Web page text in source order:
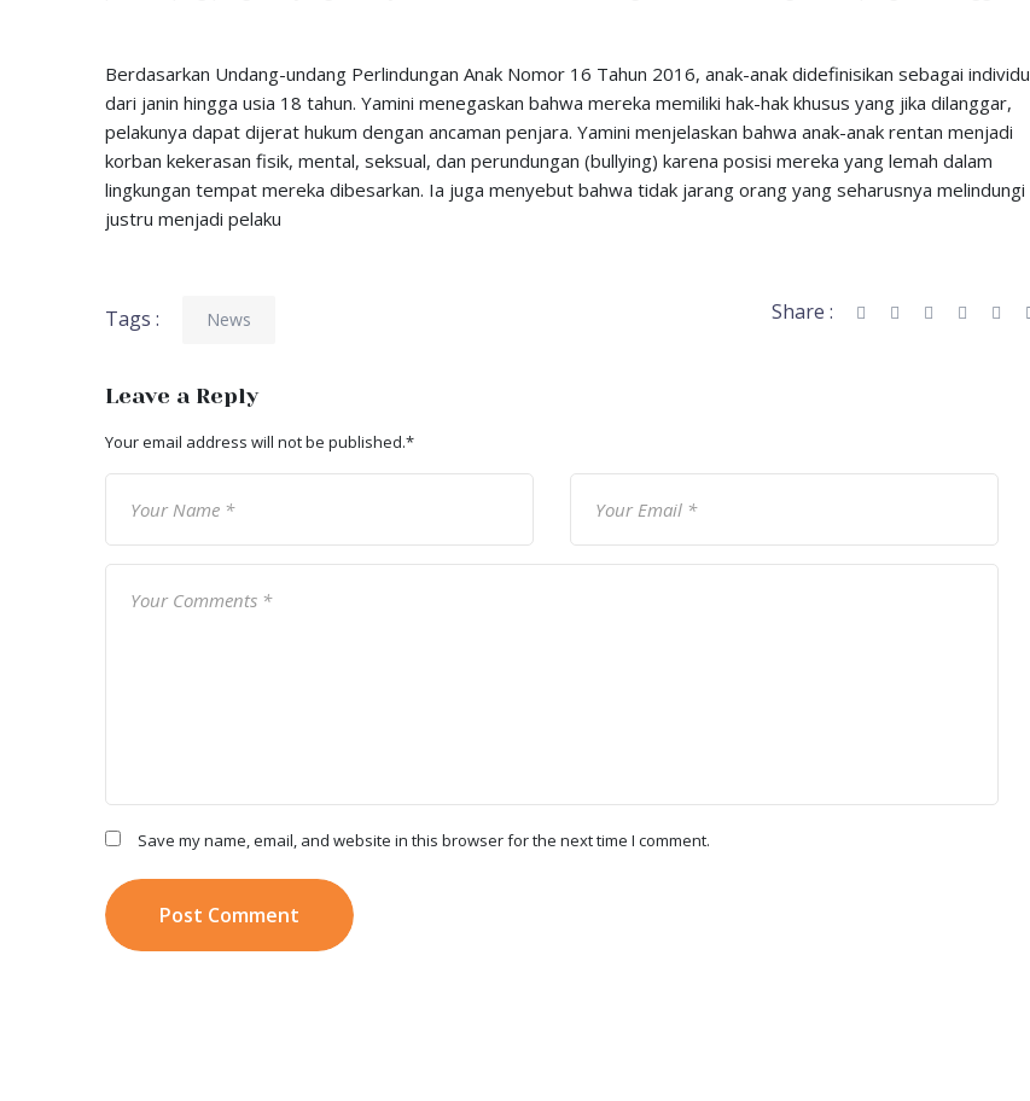
Berdasarkan Undang-undang Perlindungan Anak Nomor 16 Tahun 2016, anak-anak didefinisikan sebagai individu
dari janin hingga usia 18 tahun. Yamini menegaskan bahwa mereka memiliki hak-hak khusus yang jika dilanggar,
pelakunya dapat dijerat hukum dengan ancaman penjara. Yamini menjelaskan bahwa anak-anak rentan menjadi
korban kekerasan fisik, mental, seksual, dan perundungan (bullying) karena posisi mereka yang lemah dalam
lingkungan tempat mereka dibesarkan. Ia juga menyebut bahwa tidak jarang orang yang seharusnya melindungi
justru menjadi pelaku
Tags : News Share :
Leave a Reply
Your email address will not be published.*
Save my name, email, and website in this browser for the next time I comment.
Post Comment